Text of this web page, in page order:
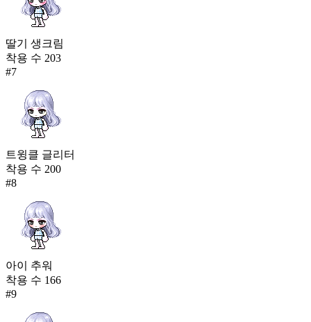
딸기 생크림
착용 수 203
#7
트윙클 글리터
착용 수 200
#8
아이 추워
착용 수 166
#9